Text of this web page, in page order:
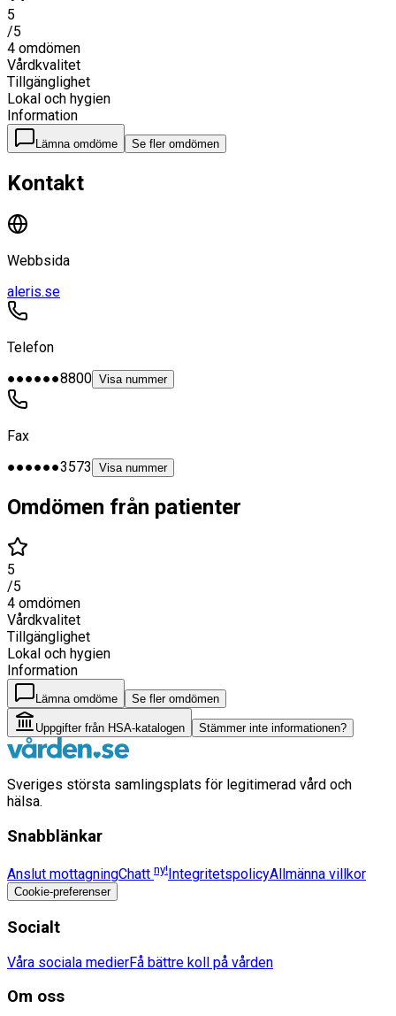
5
/5
4 omdömen
Vårdkvalitet
Tillgänglighet
Lokal och hygien
Information
Lämna omdöme Se fler omdömen
Kontakt
Webbsida
aleris.se
Telefon
●●●●●●8800 Visa nummer
Fax
●●●●●●3573
Visa nummer
Omdömen från patienter
5
/5
4 omdömen
Vårdkvalitet
Tillgänglighet
Lokal och hygien
Information
Lämna omdöme Se fler omdömen
Uppgifter från HSA-katalogen Stämmer inte informationen?
Sveriges största samlingsplats för legitimerad vård och
hälsa.
Snabblänkar
Anslut mottagningChatt ny! IntegritetspolicyAllmänna villkor
Cookie-preferenser
Socialt
Våra sociala medierFå bättre koll på vården
Om oss